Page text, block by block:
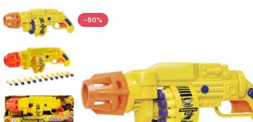
-50%